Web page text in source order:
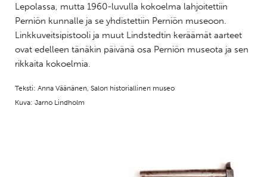
Lepolassa, mutta 1960-luvulla kokoelma lahjoitettiin
Perniön kunnalle ja se yhdistettiin Perniön museoon.
Linkkuveitsipistooli ja muut Lindstedtin keräämät aarteet
ovat edelleen tänäkin päivänä osa Perniön museota ja sen
rikkaita kokoelmia.
Teksti: Anna Väänänen, Salon historiallinen museo
Kuva: Jarno Lindholm